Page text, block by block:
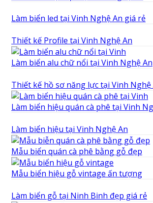
Làm biển led tại Vinh Nghệ An giá rẻ
Thiết kế Profile tại Vinh Nghệ An
Làm biển alu chữ nổi tại Vinh Nghệ An
Thiết kế hồ sơ năng lực tại Vinh Nghệ
Làm biển hiệu quán cà phê tại Vinh
Làm biển hiệu tại Vinh Nghệ An
Mẫu biển quán cà phê bằng gỗ đẹp
Mẫu biển hiệu gỗ vintage ấn tượng
Làm biển gỗ tại Ninh Binh đẹp giá rẻ